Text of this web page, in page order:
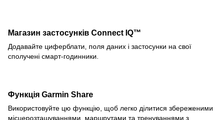
Магазин застосунків Connect IQ™
Додавайте циферблати, поля даних і застосунки на свої
сполучені смарт-годинники.
Функція Garmin Share
Використовуйте цю функцію, щоб легко ділитися збереженими
місцерозташуваннями, маршрутами та тренуваннями з